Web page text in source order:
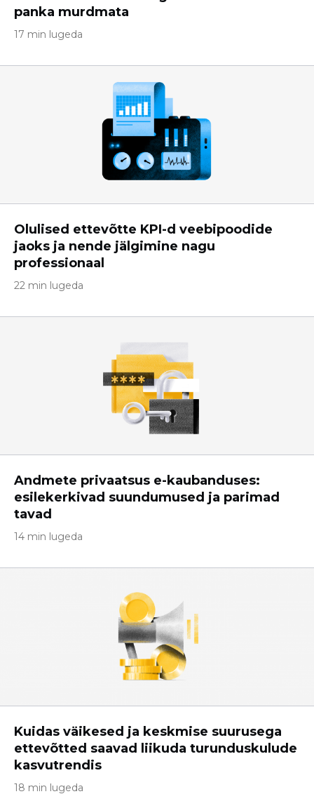
panka murdmata
17 min lugeda
Olulised ettevõtte KPI-d veebipoodide
jaoks ja nende jälgimine nagu
professionaal
22 min lugeda
Andmete privaatsus e-kaubanduses:
esilekerkivad suundumused ja parimad
tavad
14 min lugeda
Kuidas väikesed ja keskmise suurusega
ettevõtted saavad liikuda turunduskulude
kasvutrendis
18 min lugeda